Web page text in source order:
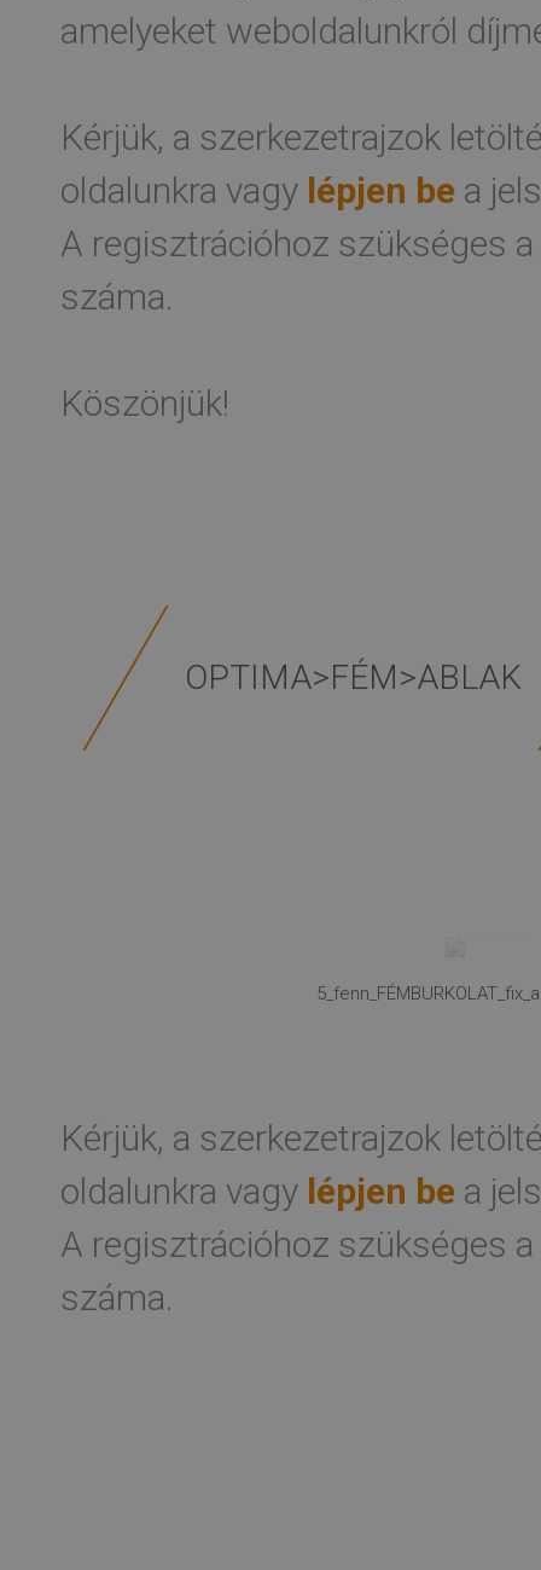
amelyeket weboldalunkról
Kérjük, a szerkezetrajzok
oldalunkra vagy lépjen be a
A regisztrációhoz szükséges
száma.
Köszönjük!
OPTIMA>FÉM>ABLAK
Kérjük, a szerkezetrajzok
oldalunkra vagy lépjen be a
A regisztrációhoz szükséges
száma.